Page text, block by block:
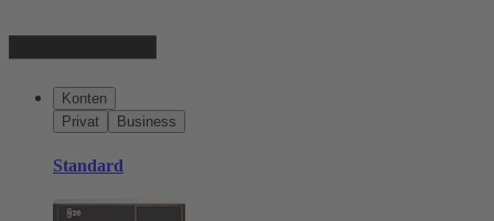
Konten
Privat
Business
Standard